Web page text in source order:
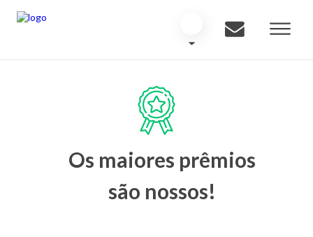
Os maiores prêmios
são nossos!